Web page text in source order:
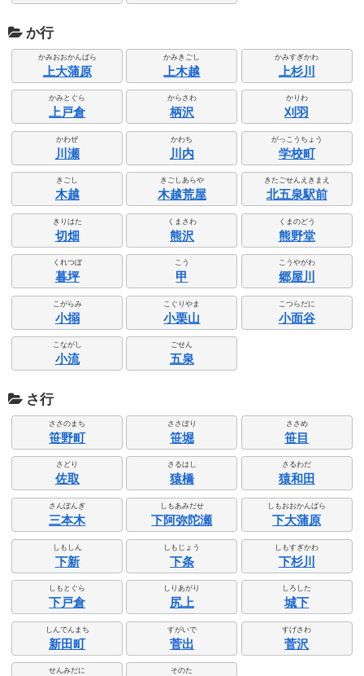
か行
かみおおかんばら
上大蒲原
かみきごし
上木越
かみすぎかわ
上杉川
かみとぐら
上戸倉
からさわ
柄沢
かりわ
刈羽
かわぜ
川瀬
かわち
川内
がっこうちょう
学校町
きごし
木越
きごしあらや
木越荒屋
きたごせんえきまえ
北五泉駅前
きりはた
切畑
くまさわ
熊沢
くまのどう
熊野堂
くれつぼ
暮坪
こう
甲
こうやがわ
郷屋川
こがらみ
小搦
こぐりやま
小栗山
こつらだに
小面谷
こながし
小流
ごせん
五泉
さ行
ささのまち
笹野町
ささぼり
笹堀
ささめ
笹目
さどり
佐取
さるはし
猿橋
さるわだ
猿和田
さんぼんぎ
三本木
しもあみだせ
下阿弥陀瀬
しもおおかんばら
下大蒲原
しもしん
下新
しもじょう
下条
しもすぎかわ
下杉川
しもとぐら
下戸倉
しりあがり
尻上
しろした
城下
しんでんまち
新田町
すがいで
菅出
すげさわ
菅沢
せんみだに そのた